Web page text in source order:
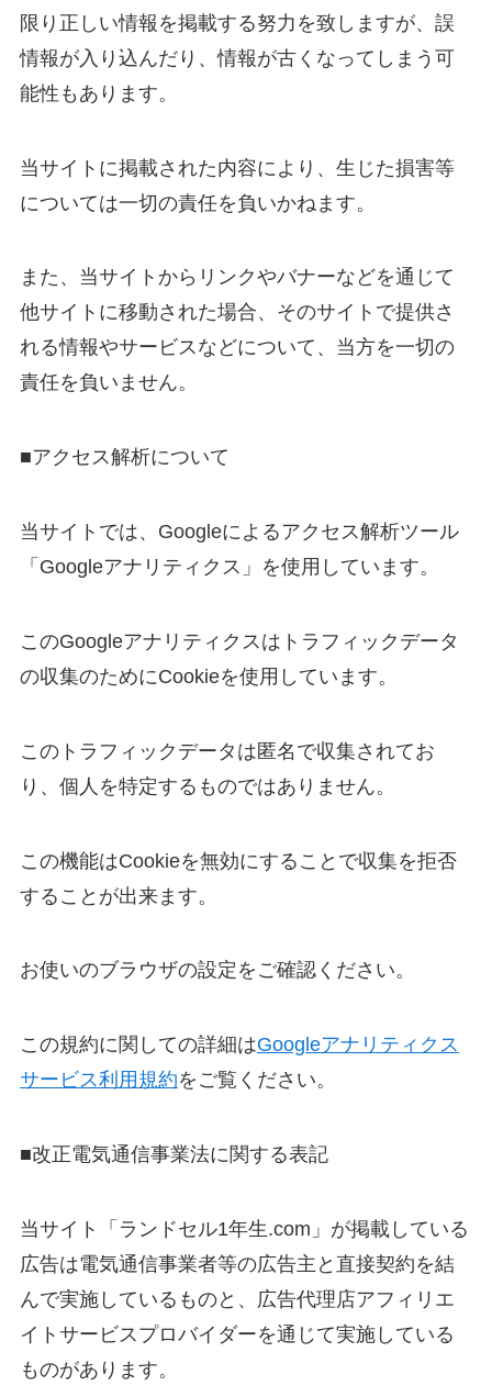
限り正しい情報を掲載する努力を致しますが、誤
情報が入り込んだり、情報が古くなってしまう可
能性もあります。
当サイトに掲載された内容により、生じた損害等
については一切の責任を負いかねます。
また、当サイトからリンクやバナーなどを通じて
他サイトに移動された場合、そのサイトで提供さ
れる情報やサービスなどについて、当方を一切の
責任を負いません。
■アクセス解析について
当サイトでは、Googleによるアクセス解析ツール
「Googleアナリティクス」を使用しています。
このGoogleアナリティクスはトラフィックデータ
の収集のためにCookieを使用しています。
このトラフィックデータは匿名で収集されてお
り、個人を特定するものではありません。
この機能はCookieを無効にすることで収集を拒否
することが出来ます。
お使いのブラウザの設定をご確認ください。
この規約に関しての詳細はGoogleアナリティクス
サービス利用規約をご覧ください。
■改正電気通信事業法に関する表記
当サイト「ランドセル1年生.com」が掲載している
広告は電気通信事業者等の広告主と直接契約を結
んで実施しているものと、広告代理店アフィリエ
イトサービスプロバイダーを通じて実施している
ものがあります。